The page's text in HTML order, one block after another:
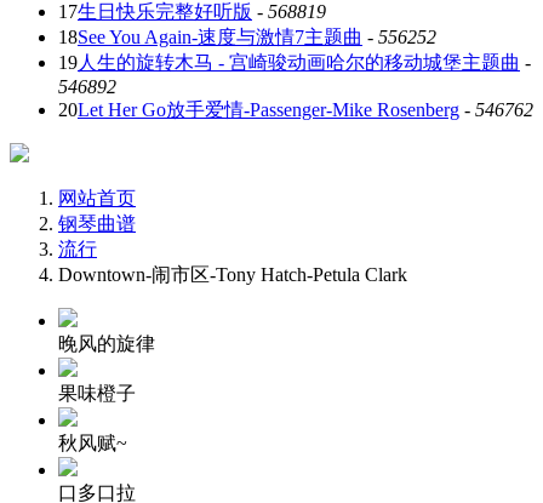
17生日快乐完整好听版 - 568819
18See You Again-速度与激情7主题曲 - 556252
19人生的旋转木马 - 宫崎骏动画哈尔的移动城堡主题曲 -
546892
20Let Her Go放手爱情-Passenger-Mike Rosenberg - 546762
网站首页
钢琴曲谱
流行
Downtown-闹市区-Tony Hatch-Petula Clark
晚风的旋律
果味橙子
秋风赋~
口多口拉